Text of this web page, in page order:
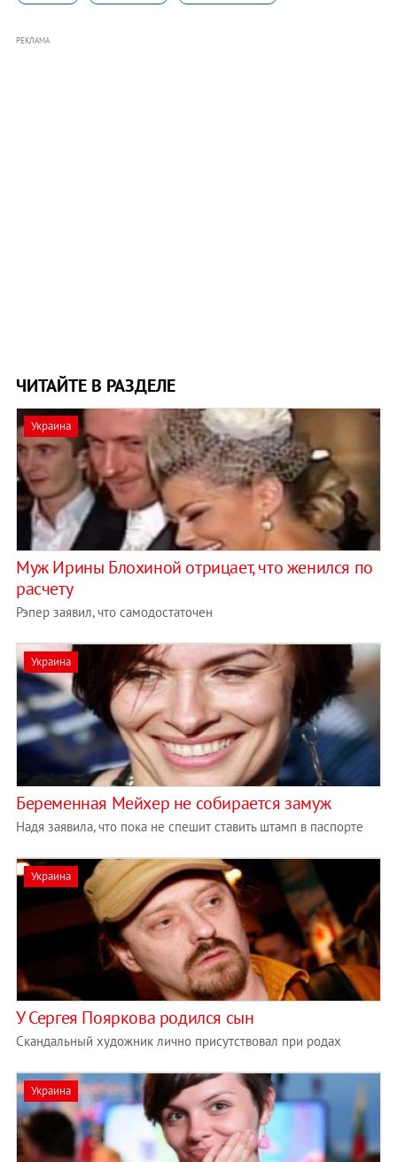
РЕКЛАМА
ЧИТАЙТЕ В РАЗДЕЛЕ
Украина
Муж Ирины Блохиной отрицает, что женился по
расчету
Рэпер заявил, что самодостаточен
Украина
Беременная Мейхер не собирается замуж
Надя заявила, что пока не спешит ставить штамп в паспорте
Украина
У Сергея Пояркова родился сын
Скандальный художник лично присутствовал при родах
Украина